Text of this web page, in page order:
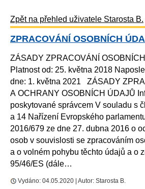
Zpět na přehled uživatele Starosta B.
ZPRACOVÁNÍ OSOBNÍCH
ZÁSADY ZPRACOVÁNÍ
Platnost od: 25. května 2018
dne: 1. května 2021 ZÁSADY
A OCHRANY OSOBNÍCH ÚDAJŮ
poskytované správcem V souladu s
a 14 Nařízení Evropského
2016/679 ze dne 27. dubna 2016 o
osob v souvislosti se zpracováním
a o volném pohybu těchto údajů a o
95/46/ES (dále…
Vydáno: 04.05.2020 | Autor: Starosta B.